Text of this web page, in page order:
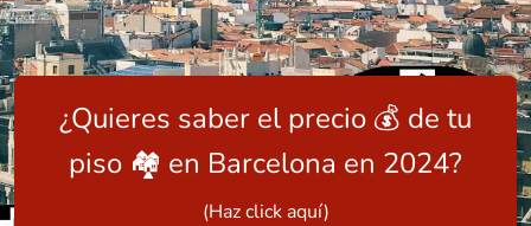
¿Quieres saber el precio 💰 de tu
piso 🏘️ en Barcelona en 2024?
(Haz click aquí)